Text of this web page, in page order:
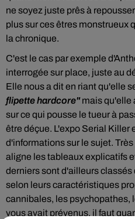
ne soyez juste prês à
plus sur ces êtres monstrueux
la chronique.
C'est le cas par exemple
interrogée sur place, juste au
Elle nous a dit en riant qu'elle
flipette hardcore"mais qu'elle
sur ce qui pousse le tueur à
être déçue. L'expo Serial Killer
d'informations sur le sujet.
aligne les tableaux explicatifs
derniers sont d'ailleurs
selon leurs caractéristiques
cannibales, les psychopathes,
vous avait prévenus, il faut